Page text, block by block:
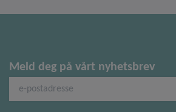
Meld deg på vårt nyhetsbrev